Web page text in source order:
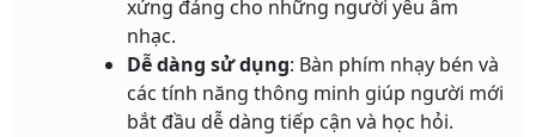
xứng đáng cho những người yêu âm
nhạc.
Dễ dàng sử dụng: Bàn phím nhạy bén và
các tính năng thông minh giúp người mới
bắt đầu dễ dàng tiếp cận và học hỏi.